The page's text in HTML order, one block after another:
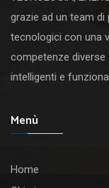
grazie ad un team
tecnologici con una
competenze
intelligenti e
Menù
Home